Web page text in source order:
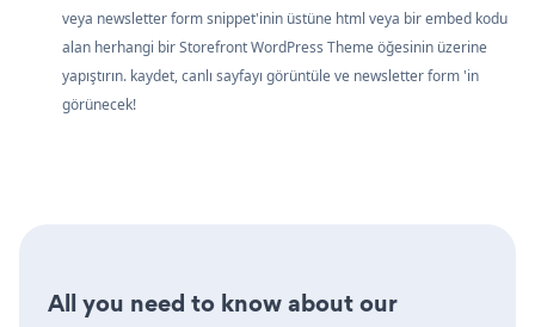
veya newsletter form snippet'inin üstüne html veya bir embed kodu
alan herhangi bir Storefront WordPress Theme öğesinin üzerine
yapıştırın. kaydet, canlı sayfayı görüntüle ve newsletter form 'in
görünecek!
All you need to know about our